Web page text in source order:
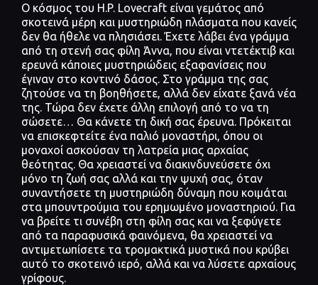
Ο κόσμος του H.P. Lovecraft είναι γεμάτος από
σκοτεινά μέρη και μυστηριώδη πλάσματα που κανείς
δεν θα ήθελε να πλησιάσει. Έχετε λάβει ένα γράμμα
από τη στενή σας φίλη Άννα, που είναι ντετέκτιβ και
ερευνά κάποιες μυστηριώδεις εξαφανίσεις που
έγιναν στο κοντινό δάσος. Στο γράμμα της σας
ζητούσε να τη βοηθήσετε, αλλά δεν είχατε ξανά νέα
της. Τώρα δεν έχετε άλλη επιλογή από το να τη
σώσετε… Θα κάνετε τη δική σας έρευνα. Πρόκειται
να επισκεφτείτε ένα παλιό μοναστήρι, όπου οι
μοναχοί ασκούσαν τη λατρεία μιας αρχαίας
θεότητας. Θα χρειαστεί να διακινδυνεύσετε όχι
μόνο τη ζωή σας αλλά και την ψυχή σας, όταν
συναντήσετε τη μυστηριώδη δύναμη που κοιμάται
στα μπουντρούμια του ερημωμένο μοναστηριού. Για
να βρείτε τι συνέβη στη φίλη σας και να ξεφύγετε
από τα παραφυσικά φαινόμενα, θα χρειαστεί να
αντιμετωπίσετε τα τρομακτικά μυστικά που κρύβει
αυτό το σκοτεινό ιερό, αλλά και να λύσετε αρχαίους
γρίφους.